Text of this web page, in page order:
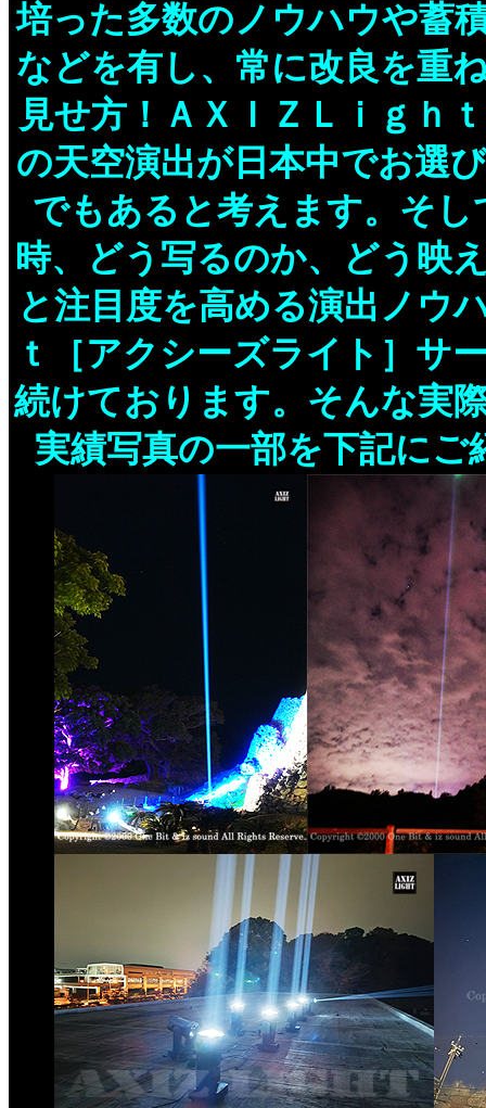
培った多数のノウハウや蓄
などを有し、常に改良を重
見せ方！ＡＸＩＺＬｉｇｈ
の天空演出が日本中でお選
でもあると考えます。そ
時、どう写るのか、どう映
と注目度を高める演出ノウ
ｔ［アクシーズライト］サ
続けております。そんな実
実績写真の一部を下記に